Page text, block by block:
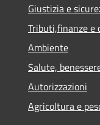
Giustizia e
Tributi,finanze e
Ambiente
Salute,
Autorizzazioni
Agricoltura e